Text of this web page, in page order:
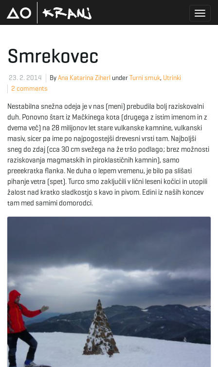
g
l
n
Smrekovec
23. 2. 2014 ByAna Katarina Ziherl underTurni smuk, Utrinki
2 comments
Nestabilna snežna odeja je v nas (meni) prebudila bolj raziskovalni
duh. Ponovno štart iz Mačkinega kota (drugega z istim imenom in z
dvema več) na 28 milijonov let stare vulkanske kamnine, vulkanski
masiv, sicer pa ime po najpogostejši drevesni vrsti tam. Najboljši
sneg do zdaj (cca 30 cm svežega na že tršo podlago; brez možnosti
raziskovanja magmatskih in piroklastičnih kamnin), samo
preeekratka flanka. Ne duha o lepem vremenu, je bilo pa slišati
pihanje vetra (spet). Turco smo zaključili v lični leseni kočici in utopili
žalost nad kratko sladkostjo s kavo in pivom. Edini iz naših koncev
tam med samimi domorodci.